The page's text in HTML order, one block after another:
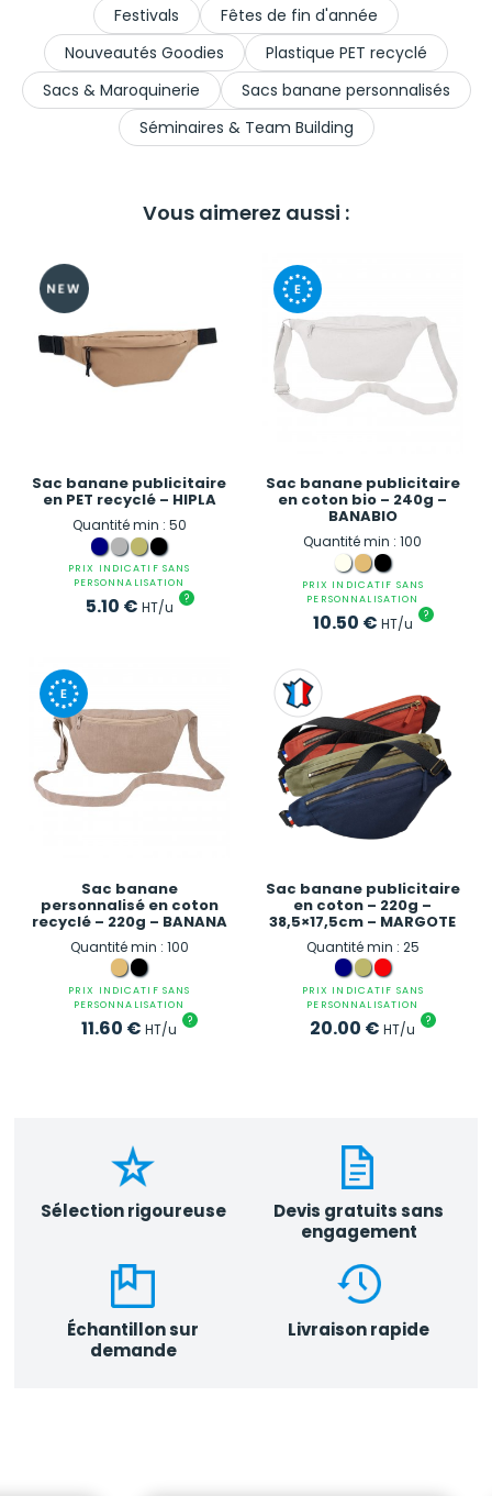
Festivals
Fêtes de fin d'année
Nouveautés Goodies
Plastique PET recyclé
Sacs & Maroquinerie
Sacs banane personnalisés
Séminaires & Team Building
Vous aimerez aussi :
Sac banane publicitaire
en PET recyclé – HIPLA
Quantité min : 50
PRIX INDICATIF SANS
PERSONNALISATION
5.10 € HT/u ?
Sac banane publicitaire
en coton bio – 240g –
BANABIO
Quantité min : 100
PRIX INDICATIF SANS
PERSONNALISATION
10.50 € HT/u ?
Sac banane
personnalisé en coton
recyclé – 220g – BANANA
Quantité min : 100
PRIX INDICATIF SANS
PERSONNALISATION
11.60 € HT/u ?
Sac banane publicitaire
en coton – 220g –
38,5×17,5cm – MARGOTE
Quantité min : 25
PRIX INDICATIF SANS
PERSONNALISATION
20.00 € HT/u ?
Sélection rigoureuse
Devis gratuits sans
engagement
Échantillon sur
demande
Livraison rapide